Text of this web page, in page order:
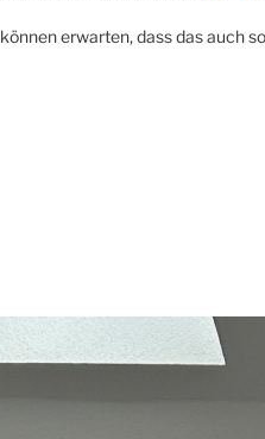
erwarten, dass das auch